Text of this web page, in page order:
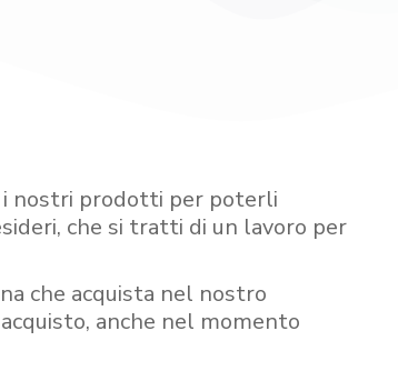
nostri prodotti per poterli
che si tratti di un lavoro per
che acquista nel nostro
anche nel momento